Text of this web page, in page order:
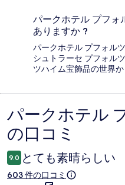
パークホテル プフォ
ありますか ?
パークホテル プフォル
シュトラーセ プフォル
ツハイム宝飾品の世界か
口
コ
ミ
パークホテル
の口コミ
9.0 とても素晴らしい
603 件の口コミ